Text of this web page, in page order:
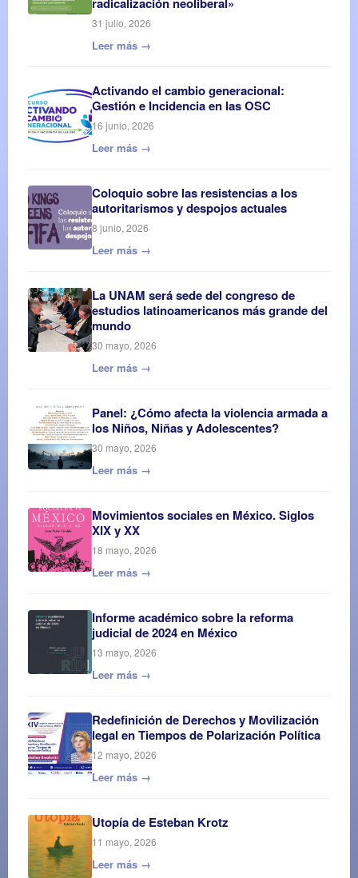
31 julio, 2026
Leer más →
Activando el cambio generacional:
Gestión e Incidencia en las OSC
16 junio, 2026
Leer más →
Coloquio sobre las resistencias a los
autoritarismos y despojos actuales
8 junio, 2026
Leer más →
La UNAM será sede del congreso de
estudios latinoamericanos más grande del
mundo
30 mayo, 2026
Leer más →
Panel: ¿Cómo afecta la violencia armada a
los Niños, Niñas y Adolescentes?
30 mayo, 2026
Leer más →
Movimientos sociales en México. Siglos
XIX y XX
18 mayo, 2026
Leer más →
Informe académico sobre la reforma
judicial de 2024 en México
13 mayo, 2026
Leer más →
Redefinición de Derechos y Movilización
legal en Tiempos de Polarización Política
12 mayo, 2026
Leer más →
Utopía de Esteban Krotz
11 mayo, 2026
Leer más →